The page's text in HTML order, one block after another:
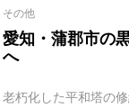
その他
愛知・蒲郡市の
へ
老朽化した平和塔の